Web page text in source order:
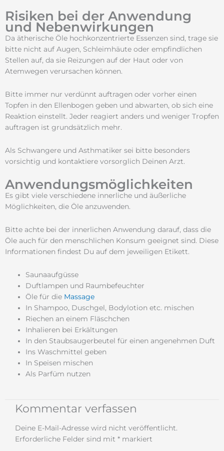
Risiken bei der Anwendung
und Nebenwirkungen
Da ätherische Öle hochkonzentrierte Essenzen sind, trage sie
bitte nicht auf Augen, Schleimhäute oder empfindlichen
Stellen auf, da sie Reizungen auf der Haut oder von
Atemwegen verursachen können.
Bitte immer nur verdünnt auftragen oder vorher einen
Topfen in den Ellenbogen geben und abwarten, ob sich eine
Reaktion einstellt. Jeder reagiert anders und weniger Tropfen
auftragen ist grundsätzlich mehr.
Als Schwangere und Asthmatiker sei bitte besonders
vorsichtig und kontaktiere vorsorglich Deinen Arzt.
Anwendungsmöglichkeiten
Es gibt viele verschiedene innerliche und äußerliche
Möglichkeiten, die Öle anzuwenden.
Bitte achte bei der innerlichen Anwendung darauf, dass die
Öle auch für den menschlichen Konsum geeignet sind. Diese
Informationen findest Du auf dem jeweiligen Etikett.
Saunaaufgüsse
Duftlampen und Raumbefeuchter
Öle für die Massage
In Shampoo, Duschgel, Bodylotion etc. mischen
Riechen an einem Fläschchen
Inhalieren bei Erkältungen
In den Staubsaugerbeutel für einen angenehmen Duft
Ins Waschmittel geben
In Speisen mischen
Als Parfüm nutzen
Kommentar verfassen
Deine E-Mail-Adresse wird nicht veröffentlicht.
Erforderliche Felder sind mit * markiert